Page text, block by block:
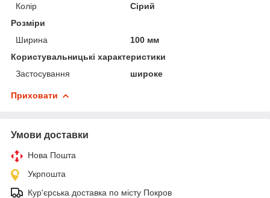
Колір
Сірий
Розміри
Ширина
100 мм
Користувальницькі характеристики
Застосування
широке
Приховати
Умови доставки
Нова Пошта
Укрпошта
Кур'єрська доставка по місту Покров